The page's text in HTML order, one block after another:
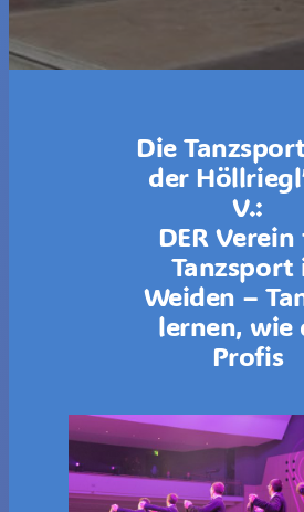
Die
der
V.:
DER
Tanzsport
Weiden –
lernen, wie
Profis